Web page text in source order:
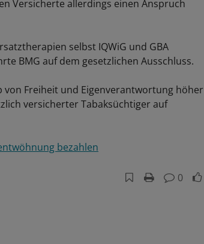
Versicherte allerdings einen Anspruch
selbst IQWiG und GBA
BMG auf dem gesetzlichen Ausschluss.
von Freiheit und Eigenverantwortung höher
versicherter Tabaksüchtiger auf
bezahlen
0